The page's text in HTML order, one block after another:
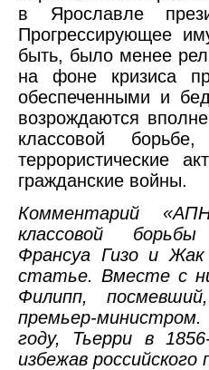
в Ярославле
Прогрессирующее
быть, было менее
на фоне кризиса
обеспеченными и
возрождаются
классовой
террористические
гражданские войны.
Комментарий
классовой
Франсуа Гизо и
статье. Вместе с
Филипп,
премьер-
году, Тьерри в
избежав российского